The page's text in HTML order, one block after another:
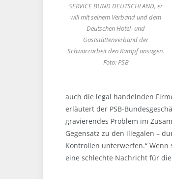
SERVICE BUND DEUTSCHLAND, er
will mit seinem Verband und dem
Deutschen Hotel- und
Gaststättenverband der
Schwarzarbeit den Kampf ansagen.
Foto: PSB
auch die legal handelnden
erläutert der PSB-
gravierendes Problem im
Gegensatz zu den illegalen –
Kontrollen unterwerfen.“
eine schlechte Nachricht für